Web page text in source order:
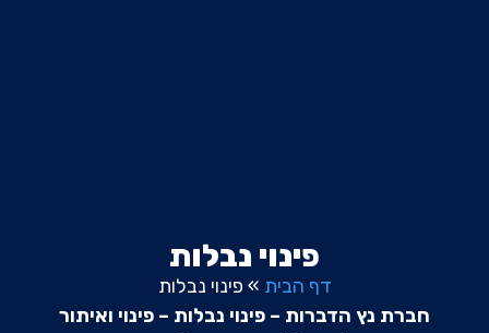
פינוי נבלות
דף הבית » פינוי נבלות
חברת נץ הדברות – פינוי נבלות – פינוי ואיתור